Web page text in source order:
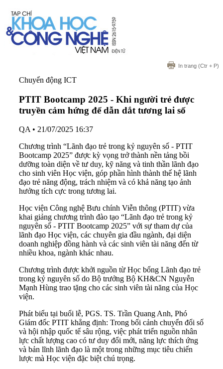
In trang (Ctr + P)
Chuyển động ICT
PTIT Bootcamp 2025 - Khi người trẻ được
truyền cảm hứng để dẫn dắt tương lai số
QA • 21/07/2025 16:37
Chương trình “Lãnh đạo trẻ trong kỷ nguyên số - PTIT
Bootcamp 2025” được kỳ vọng trở thành nền tảng bồi
dưỡng toàn diện về tư duy, kỹ năng và tinh thần lãnh đạo
cho sinh viên Học viện, góp phần hình thành thế hệ lãnh
đạo trẻ năng động, trách nhiệm và có khả năng tạo ảnh
hưởng tích cực trong tương lai.
Học viện Công nghệ Bưu chính Viễn thông (PTIT) vừa
khai giảng chương trình đào tạo “Lãnh đạo trẻ trong kỷ
nguyên số - PTIT Bootcamp 2025” với sự tham dự của
lãnh đạo Học viện, các chuyên gia đầu ngành, đại diện
doanh nghiệp đồng hành và các sinh viên tài năng đến từ
nhiều khoa, ngành khác nhau.
Chương trình được khởi nguồn từ Học bổng Lãnh đạo trẻ
trong kỷ nguyên số do Bộ trưởng Bộ KH&CN Nguyễn
Mạnh Hùng trao tặng cho các sinh viên tài năng của Học
viện.
Phát biểu tại buổi lễ, PGS. TS. Trần Quang Anh, Phó
Giám đốc PTIT khẳng định: Trong bối cảnh chuyển đổi số
và hội nhập quốc tế sâu rộng, việc phát triển nguồn nhân
lực chất lượng cao có tư duy đổi mới, năng lực thích ứng
và bản lĩnh lãnh đạo là một trong những mục tiêu chiến
lược mà Học viện đặc biệt chú trọng.